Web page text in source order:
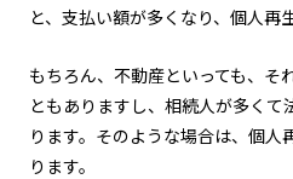
と、支払い額が多くなり、個人再
もちろん、不動産といっても、そ
ともありますし、相続人が多くて
ります。そのような場合は、個人
ります。